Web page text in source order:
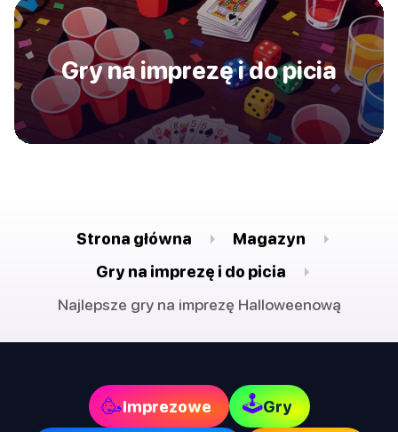
Gry na imprezę i do picia
Strona główna
Magazyn
Gry na imprezę i do picia
Najlepsze gry na imprezę Halloweenową
🥳Imprezowe 🕹Gry